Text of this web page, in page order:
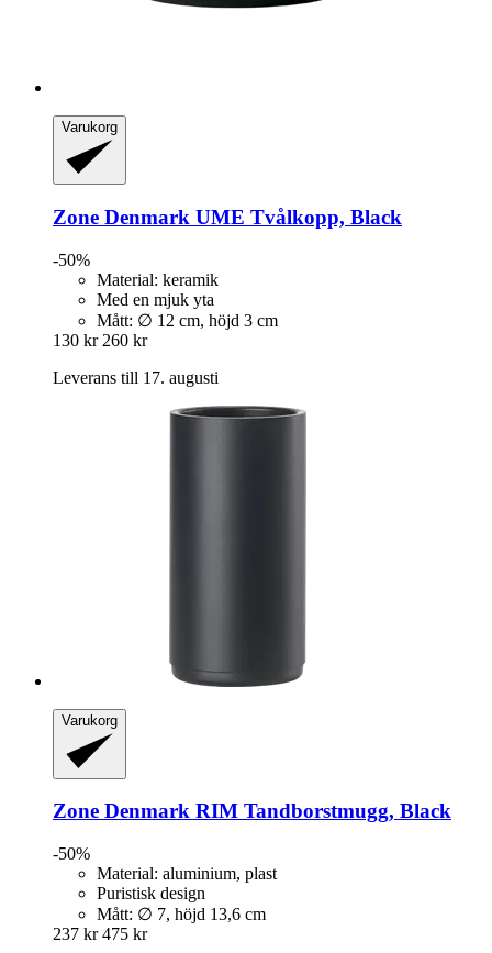
Varukorg
Zone Denmark UME Tvålkopp, Black
-50%
Material: keramik
Med en mjuk yta
Mått: ∅ 12 cm, höjd 3 cm
130 kr 260 kr
Leverans till 17. augusti
Varukorg
Zone Denmark RIM Tandborstmugg, Black
-50%
Material: aluminium, plast
Puristisk design
Mått: ∅ 7, höjd 13,6 cm
237 kr 475 kr